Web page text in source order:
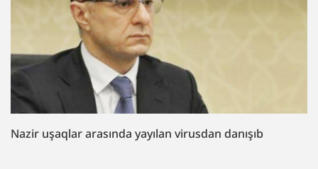
Nazir uşaqlar arasında yayılan virusdan danışıb